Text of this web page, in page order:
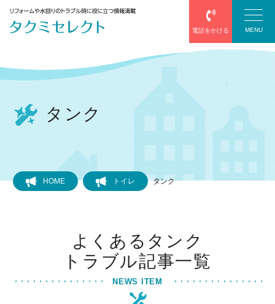
電話をかける MENU
塗装
エアコン
タンク
HOME トイレ タンク
よくあるタンク
トラブル記事一覧
NEWS ITEM